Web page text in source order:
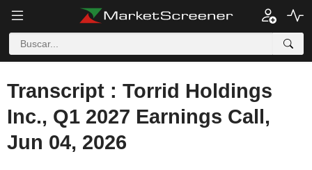
Transcript : Torrid Holdings
Inc., Q1 2027 Earnings Call,
Jun 04, 2026